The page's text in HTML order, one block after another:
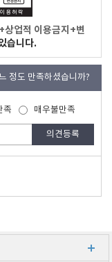
상업적 이용금지+변
습니다.
정도 만족하셨습니까?
족 매우불만족